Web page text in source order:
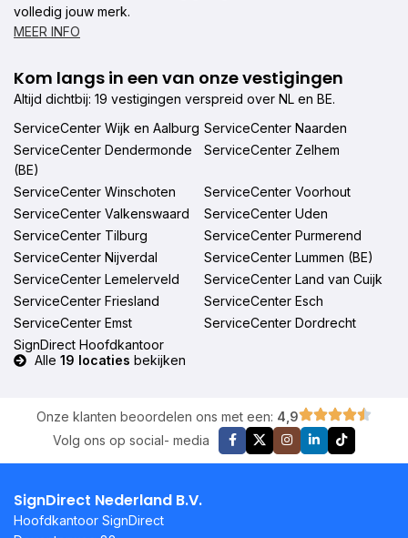
volledig jouw merk.
MEER INFO
Kom langs in een van onze vestigingen
Altijd dichtbij: 19 vestigingen verspreid over NL en BE.
ServiceCenter Wijk en Aalburg ServiceCenter Naarden
ServiceCenter Dendermonde
(BE)
ServiceCenter Zelhem
ServiceCenter Winschoten
ServiceCenter Voorhout
ServiceCenter Valkenswaard
ServiceCenter Uden
ServiceCenter Tilburg
ServiceCenter Purmerend
ServiceCenter Nijverdal
ServiceCenter Lummen (BE)
ServiceCenter Lemelerveld
ServiceCenter Land van Cuijk
ServiceCenter Friesland
ServiceCenter Esch
ServiceCenter Emst
ServiceCenter Dordrecht
SignDirect Hoofdkantoor
Alle 19 locaties bekijken
Onze klanten beoordelen ons met een: 4,9
Volg ons op social- media
SignDirect Nederland B.V.
Hoofdkantoor SignDirect